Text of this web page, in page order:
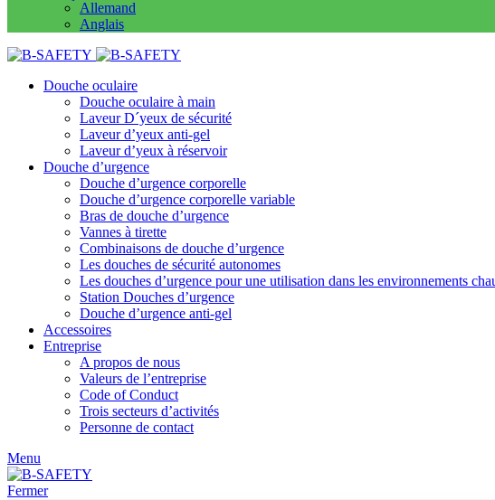
Allemand
Anglais
Douche oculaire
Douche oculaire à main
Laveur D´yeux de sécurité
Laveur d’yeux anti-gel
Laveur d’yeux à réservoir
Douche d’urgence
Douche d’urgence corporelle
Douche d’urgence corporelle variable
Bras de douche d’urgence
Vannes à tirette
Combinaisons de douche d’urgence
Les douches de sécurité autonomes
Les douches d’urgence pour une utilisation dans les environnements
Station Douches d’urgence
Douche d’urgence anti-gel
Accessoires
Entreprise
A propos de nous
Valeurs de l’entreprise
Code of Conduct
Trois secteurs d’activités
Personne de contact
Menu
Fermer